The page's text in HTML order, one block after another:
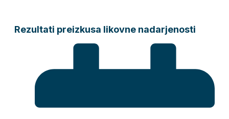
Rezultati preizkusa likovne nadarjenosti